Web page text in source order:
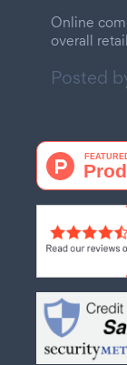
Online
overall
Posted